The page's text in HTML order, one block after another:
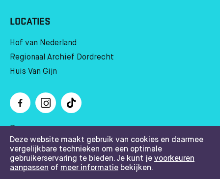
Deze website maakt gebruik van cookies en daarmee
vergelijkbare technieken om een optimale
gebruikerservaring te bieden. Je kunt je voorkeuren
aanpassen of meer informatie bekijken.
LOCATIES
Hof van Nederland
Regionaal Archief Dordrecht
Huis Van Gijn
Huisregels
Privacy statement, cookies & disclaimer, algemene
voorwaarden